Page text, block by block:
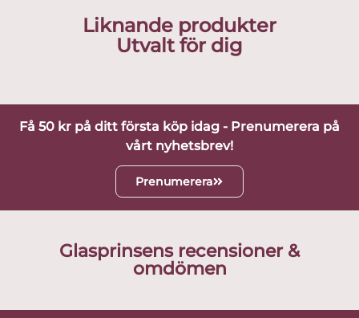
Liknande produkter
Utvalt för dig
Få 50 kr på ditt första köp idag - Prenumerera på
vårt nyhetsbrev!
Prenumerera
Glasprinsens recensioner &
omdömen